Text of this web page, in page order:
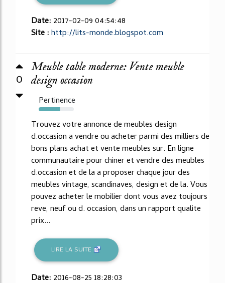
Date: 2017-02-09 04:54:48
Site :http://lits-monde.blogspot.com
0
Meuble table moderne: Vente meuble
design occasion
Pertinence
61%
Trouvez votre annonce de meubles design
d.occasion a vendre ou acheter parmi des milliers de
bons plans achat et vente meubles sur. En ligne
communautaire pour chiner et vendre des meubles
d.occasion et de la a proposer chaque jour des
meubles vintage, scandinaves, design et de la. Vous
pouvez acheter le mobilier dont vous avez toujours
reve, neuf ou d. occasion, dans un rapport qualite
prix...
LIRE LA SUITE
Date: 2016-08-25 18:28:03